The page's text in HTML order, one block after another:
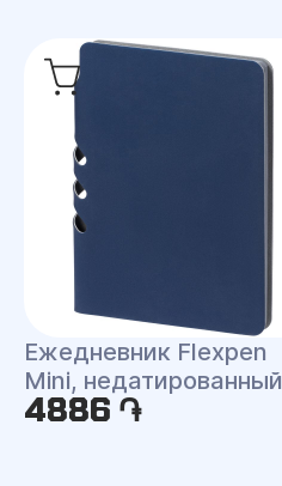
Ежедневник Flexpen
Mini, недатированный
4886 ֏